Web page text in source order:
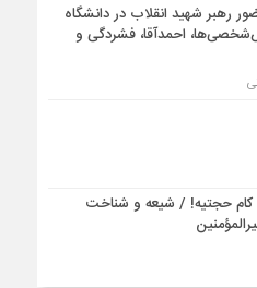
رهبر شهید انقلاب در دانشگاه
احمدآقا، فشردگی و
کام حجتیه! / شیعه و شناخت